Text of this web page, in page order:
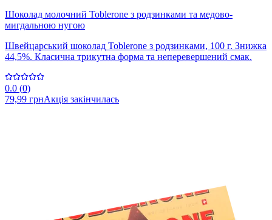
Шоколад молочний Toblerone з родзинками та медово-
мигдальною нугою
Швейцарський шоколад Toblerone з родзинками, 100 г. Знижка
44,5%. Класична трикутна форма та неперевершений смак.
0.0 (0)
79,99 грнАкція закінчилась